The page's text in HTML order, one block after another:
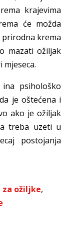
krajevima
će možda
krema
mazati ožiljak
psihološko
je oštećena i
ako je ožiljak
treba uzeti u
postojanja
za ožiljke,